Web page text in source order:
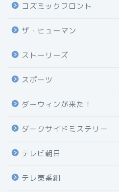
コズミックフロント
ザ・ヒューマン
ストーリーズ
スポーツ
ダーウィンが来た！
ダークサイドミステリー
テレビ朝日
テレ東番組